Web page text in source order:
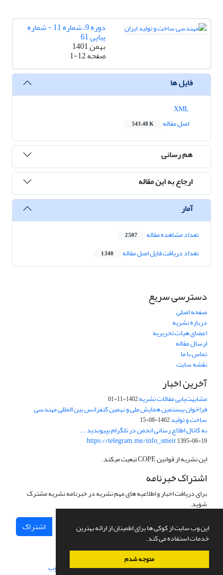
این وب سایت از کوکی ها برای اطمینان از ارائه بهترین
خدمات استفاده می کند.
متوجه شدم
دوره 9، شماره 11 - شماره
پیاپی 61
بهمن 1401
صفحه1-12
فایل ها
اصل مقاله
543.48 K
هم رسانی
ارجاع به این مقاله
آمار
تعداد مشاهده مقاله 2,507
تعداد دریافت فایل اصل مقاله 1,340
دسترسی سریع
صفحه اصلی
درباره نشریه
اعضای هیات تحریریه
ارسال مقاله
تماس با ما
نقشه سایت
آخرین اخبار
مشابهت‌یابی مقالات نشریه1402-11-01
فراخوان بیستمین همایش ملی و نهمین کنفرانس بین المللی مهندسی
ساخت و تولید1402-08-15
به کانال اطلاع رسانی انجمن در تلگرام بپیوندید ...
https://telegram.me/info_smeir1395-06-19
این نشریه از قوانین COPE تبعیت میکند.
اشتراک خبرنامه
برای دریافت اخبار و اطلاعیه های مهم نشریه در خبرنامه نشریه مشترک
شوید.
اشتراک
سامانه مدیریت نشریات علمی.طراحی و پیاده سازی از سیناوب